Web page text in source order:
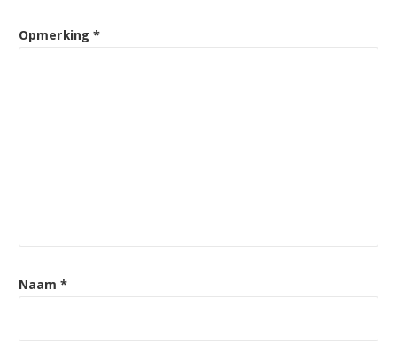
Opmerking *
Naam *